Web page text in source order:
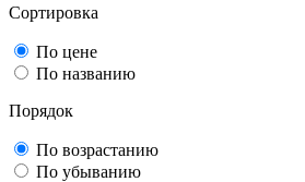
Сортировка
По цене
По названию
Порядок
По возрастанию
По убыванию